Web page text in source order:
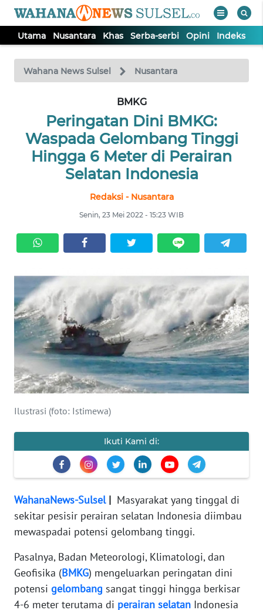
Utama Nusantara Khas Serba-serbi Opini Indeks
Wahana News Sulsel Nusantara
BMKG
Peringatan Dini BMKG:
Waspada Gelombang Tinggi
Hingga 6 Meter di Perairan
Selatan Indonesia
Redaksi - Nusantara
Senin, 23 Mei 2022 - 15:23 WIB
Ilustrasi (foto: Istimewa)
Ikuti Kami di:
WahanaNews-Sulsel| Masyarakat yang tinggal di
sekitar pesisir perairan selatan Indonesia diimbau
mewaspadai potensi gelombang tinggi.
Pasalnya, Badan Meteorologi, Klimatologi, dan
Geofisika (BMKG) mengeluarkan peringatan dini
potensi gelombang sangat tinggi hingga berkisar
4-6 meter terutama di perairan selatan Indonesia
TV
Tutup
NUSANTARA
OPINI
Informasi
INDEKS
BERITA
KONTAK
KAMI
INFO
TENTANG
PEDOMAN
SIBER
REDAKSI
DISCLAIMER